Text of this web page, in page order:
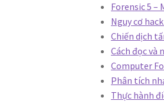
Forensic 5 –
Nguy cơ
Chiến dịch
Cách đọc và
Computer
Phân tích
Thực hành